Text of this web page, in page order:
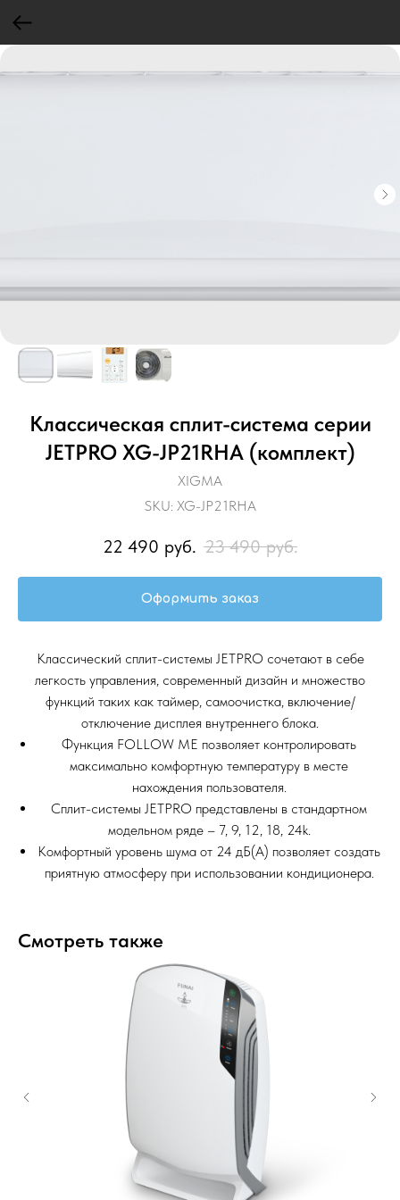
Классическая сплит-система серии
JETPRO XG-JP21RHA (комплект)
XIGMA
SKU: XG-JP21RHA
22 490 руб. 23 490 руб.
Оформить заказ
Классический сплит-системы JETPRO сочетают в себе
легкость управления, современный дизайн и множество
функций таких как таймер, самоочистка, включение/
отключение дисплея внутреннего блока.
Функция FOLLOW ME позволяет контролировать
максимально комфортную температуру в месте
нахождения пользователя.
Сплит-системы JETPRO представлены в стандартном
модельном ряде – 7, 9, 12, 18, 24k.
Комфортный уровень шума от 24 дБ(А) позволяет создать
приятную атмосферу при использовании кондиционера.
Смотреть также